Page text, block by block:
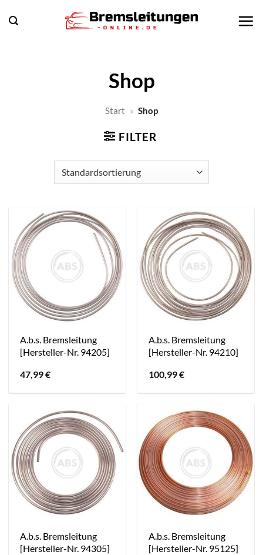
Inhalt
Shop
Start » Shop
FILTER
A.b.s. Bremsleitung
[Hersteller-Nr. 94205]
47,99€
A.b.s. Bremsleitung
[Hersteller-Nr. 94210]
100,99€
A.b.s. Bremsleitung
[Hersteller-Nr. 94305]
A.b.s. Bremsleitung
[Hersteller-Nr. 95125]